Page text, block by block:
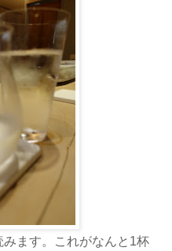
ます。これがなんと1杯